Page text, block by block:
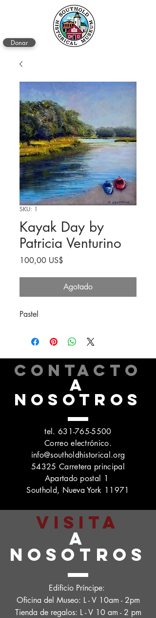
Donar
SKU: 1
Kayak Day by
Patricia Venturino
100,00 US$
Agotado
Pastel
CONTACTO
A
NOSOTROS
tel. 631-765-5500
Correo electrónico.
info@southoldhistorical.org
54325 Carretera principal
Apartado postal 1
Southold, Nueva York 11971
VISITA
A
NOSOTROS
Edificio Príncipe:
Oficina del Museo: L - V 10am - 2pm
Tienda de regalos: L - V 10 am - 2 pm